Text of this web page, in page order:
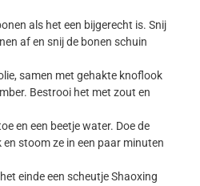
als het een bijgerecht is. Snij
af en snij de bonen schuin
samen met gehakte knoflook
Bestrooi het met zout en
en een beetje water. Doe de
stoom ze in een paar minuten
einde een scheutje Shaoxing